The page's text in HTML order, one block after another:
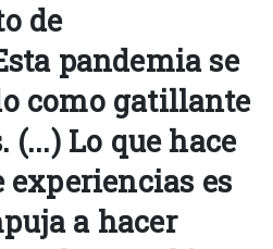
de
pandemia se
como gatillante
(...) Lo que hace
experiencias es
a hacer